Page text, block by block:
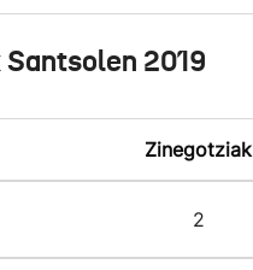
2019
Zinegotziak
2